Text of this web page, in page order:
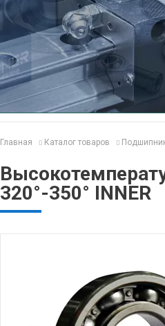
Главная Каталог товаров
320°-350° INNER